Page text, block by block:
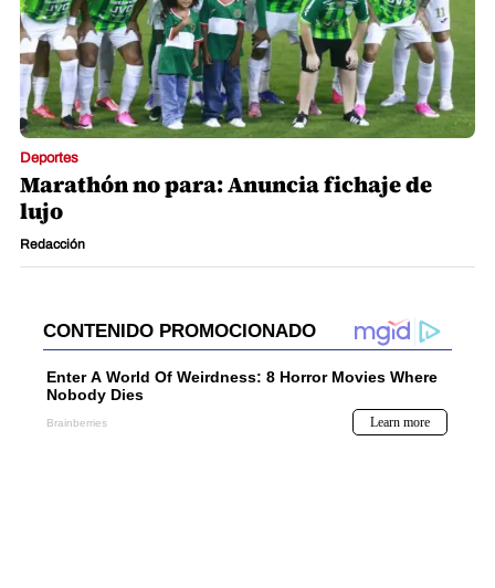
Deportes
Marathón no para: Anuncia fichaje de
lujo
Redacción